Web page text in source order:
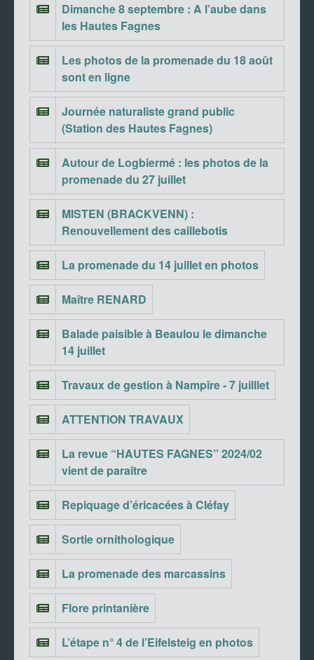
Dimanche 8 septembre : A l’aube dans
les Hautes Fagnes
Les photos de la promenade du 18 août
sont en ligne
Journée naturaliste grand public
(Station des Hautes Fagnes)
Autour de Logbiermé : les photos de la
promenade du 27 juillet
MISTEN (BRACKVENN) :
Renouvellement des caillebotis
La promenade du 14 juillet en photos
Maître RENARD
Balade paisible à Beaulou le dimanche
14 juillet
Travaux de gestion à Nampîre - 7 juilllet
ATTENTION TRAVAUX
La revue “HAUTES FAGNES” 2024/02
vient de paraître
Repiquage d’éricacées à Cléfay
Sortie ornithologique
La promenade des marcassins
Flore printanière
L’étape n° 4 de l’Eifelsteig en photos